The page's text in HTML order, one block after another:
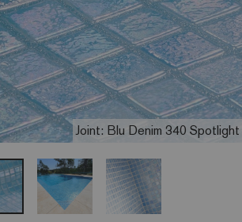
Joint: Blu Denim 340 Spotlight